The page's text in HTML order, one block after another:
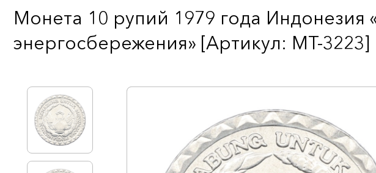
Монета 10 рупий 1979 года
энергосбережения» [Артикул: MT-3223]